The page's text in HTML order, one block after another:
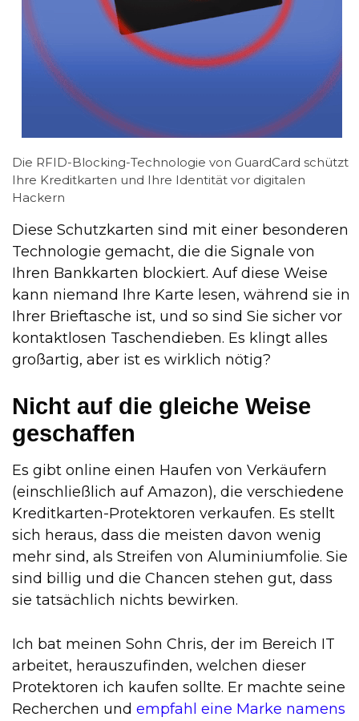
Die RFID-Blocking-Technologie von GuardCard schützt
Ihre Kreditkarten und Ihre Identität vor digitalen
Hackern
Diese Schutzkarten sind mit einer besonderen
Technologie gemacht, die die Signale von
Ihren Bankkarten blockiert. Auf diese Weise
kann niemand Ihre Karte lesen, während sie in
Ihrer Brieftasche ist, und so sind Sie sicher vor
kontaktlosen Taschendieben. Es klingt alles
großartig, aber ist es wirklich nötig?
Nicht auf die gleiche Weise
geschaffen
Es gibt online einen Haufen von Verkäufern
(einschließlich auf Amazon), die verschiedene
Kreditkarten-Protektoren verkaufen. Es stellt
sich heraus, dass die meisten davon wenig
mehr sind, als Streifen von Aluminiumfolie. Sie
sind billig und die Chancen stehen gut, dass
sie tatsächlich nichts bewirken.
Ich bat meinen Sohn Chris, der im Bereich IT
arbeitet, herauszufinden, welchen dieser
Protektoren ich kaufen sollte. Er machte seine
Recherchen und empfahl eine Marke namens